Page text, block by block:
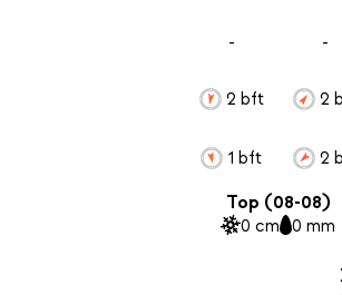
-
2 bft
1 bft
-
2
2
Top (08-08)
0 cm 0 mm